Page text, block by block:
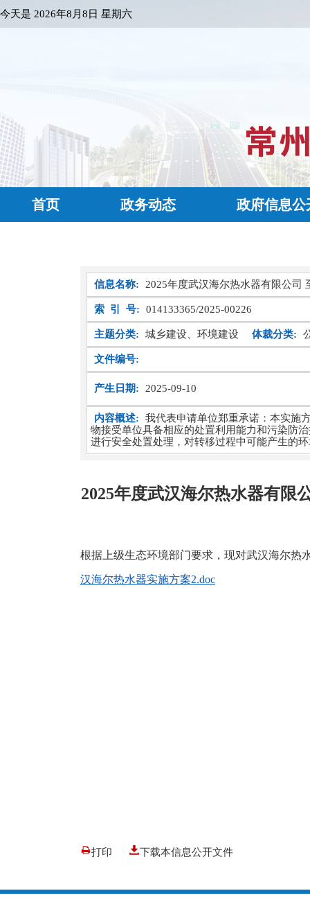
今天是 2026年8月8日 星期六
首页 政务动态 政府信息公
信息名称: 2025年度武汉海尔热水器有限公司
索 引 号: 014133365/2025-00226
主题分类: 城乡建设、环境建设 体裁分类:
文件编号:
产生日期: 2025-09-10
内容概述:
我代表申请单位郑重承诺：本实施
物接受单位具备相应的处置利用能力和污染防
进行安全处置处理，对转移过程中可能产生的
2025年度武汉海尔热水器有限
根据上级生态环境部门要求，现对武汉海尔热
汉海尔热水器实施方案2.doc
打印 下载本信息公开文件